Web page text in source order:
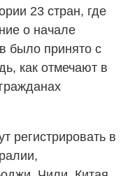
23 стран, где
о начале
было принято с
как отмечают в
регистрировать в